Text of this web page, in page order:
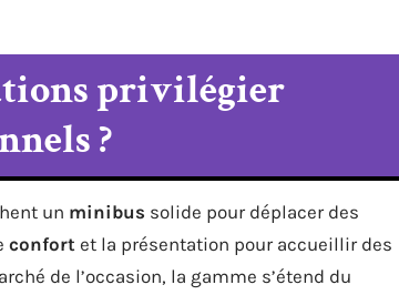
privilégier
?
un minibus solide pour déplacer des
confort et la présentation pour accueillir des
de l’occasion, la gamme s’étend du